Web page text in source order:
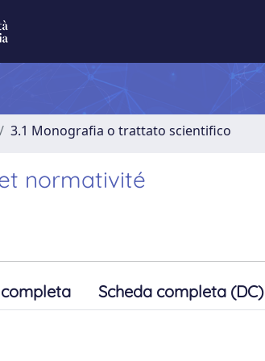
3.1 Monografia o trattato scientifico
normativité
Scheda completa (DC)